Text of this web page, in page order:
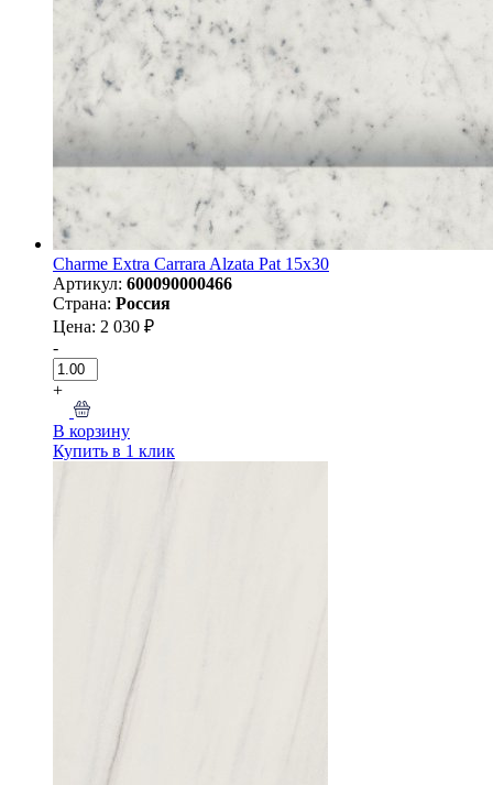
Charme Extra Carrara Alzata Pat 15x30
Артикул: 600090000466
Страна: Россия
Цена: 2 030 ₽
-
+
В корзину
Купить в 1 клик